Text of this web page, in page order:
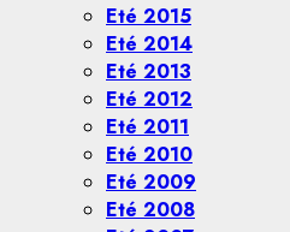
Eté 2015
Eté 2014
Eté 2013
Eté 2012
Eté 2011
Eté 2010
Eté 2009
Eté 2008